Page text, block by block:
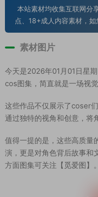
本站素材均收集互联网分
点、18+成人内容素材，
素材图片
今天是2026年01月01日星
cos图集，简直就是一场视
这些作品不仅展示了coser
通过独特的视角和创意，将
值得一提的是，这些高质量
演，更是对角色背后故事和
方面图集可关注【觅爱图】。